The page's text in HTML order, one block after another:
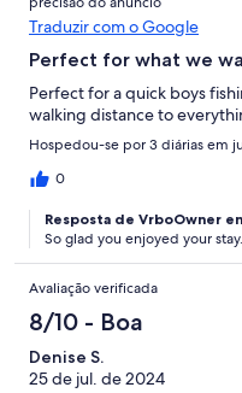
Traduzir com o Google
Perfect for what we
Perfect for a quick boys
walking distance to
Hospedou-se por 3 diárias em
0
Resposta de VrboOwner
So glad you enjoyed your
Avaliação verificada
8/10 - Boa
Denise S.
25 de jul. de 2024